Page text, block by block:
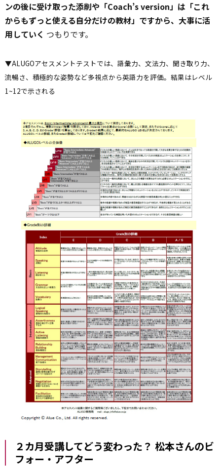
ンの後に受け取った添削や「Coach’s version」は「これ
からもずっと使える自分だけの教材」ですから、大事に活
用していく つもりです。
▼ALUGOアセスメントテストでは、語彙力、文法力、聞き取り力、
流暢さ、積極的な姿勢など多視点から英語力を評価。結果はレベル
1~12で示される
２カ月受講してどう変わった？ 松本さんのビ
フォー・アフター